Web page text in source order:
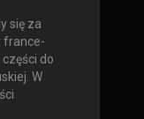
się za
france-
do
W